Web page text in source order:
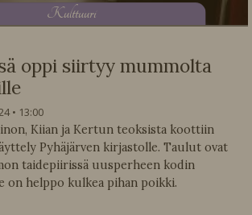
Kulttuuri
oppi siirtyy mummolta
13:00
Kiian ja Kertun teoksista koottiin
Pyhäjärven kirjastolle. Taulut ovat
taidepiirissä uusperheen kodin
on helppo kulkea pihan poikki.